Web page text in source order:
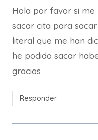
Hola por favor si
sacar cita para
literal que me han
he podido sacar
gracias
Responder